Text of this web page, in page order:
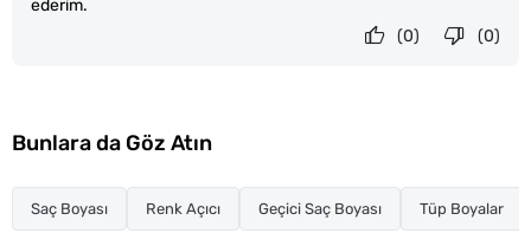
ederim.
(0)
(0)
Bunlara da Göz Atın
Saç Boyası Renk Açıcı Geçici Saç Boyası Tüp Boyalar